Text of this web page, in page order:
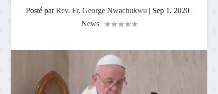
Posté parRev. Fr. George Nwachukwu | Sep 1, 2020|
News |